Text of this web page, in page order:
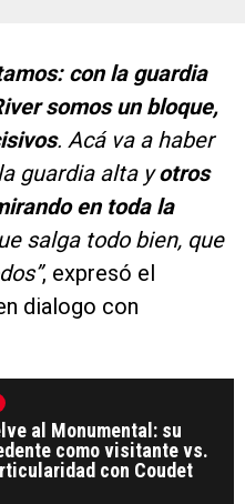
con la guardia
somos un bloque,
. Acá va a haber
guardia alta yotros
en toda la
salga todo bien, que
, expresó el
dialogo con
al Monumental: su
como visitante vs.
con Coudet